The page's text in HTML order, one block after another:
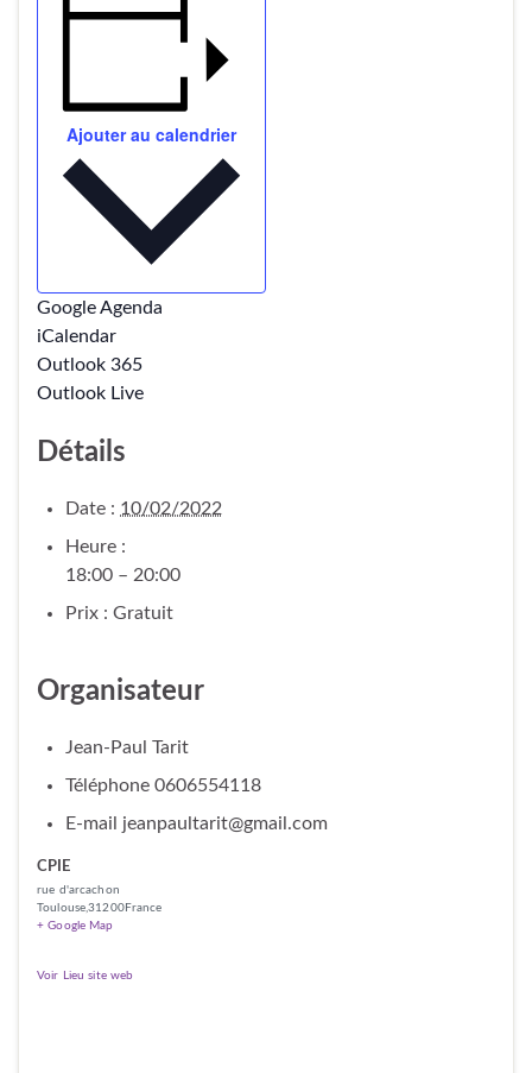
Ajouter au calendrier
Google Agenda
iCalendar
Outlook 365
Outlook Live
Détails
Date : 10/02/2022
Heure :
18:00 – 20:00
Prix : Gratuit
Organisateur
Jean-Paul Tarit
Téléphone 0606554118
E-mail jeanpaultarit@gmail.com
CPIE
rue d'arcachon
Toulouse ,31200France
+ Google Map
Voir Lieu site web